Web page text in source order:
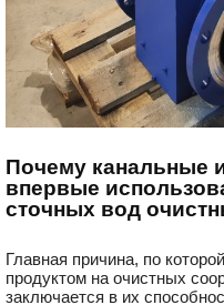
Почему канальные
впервые
сточных вод
Главная причина, по
продуктом на очистных
заключается в их